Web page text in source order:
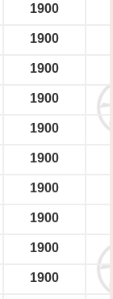
1900
1900
1900
1900
1900
1900
1900
1900
1900
1900